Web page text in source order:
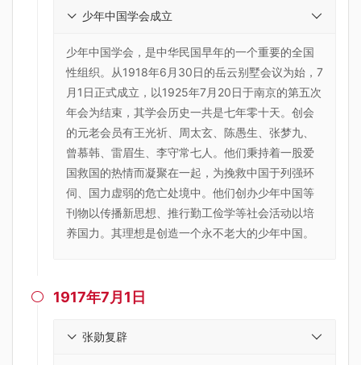
少年中国学会成立
少年中国学会，是中华民国早年的一个重要的全国
性组织。从1918年6月30日的岳云别墅会议为始，7
月1日正式成立，以1925年7月20日于南京的第五次
年会为结束，其学会历史一共是七年零十天。创会
的元老会员有王光祈、周太玄、陈愚生、张梦九、
曾慕韩、雷眉生、李守常七人。他们秉持着一股爱
国救国的热情而凝聚在一起，为挽救中国于列强环
伺、国力虚弱的危亡处境中。他们创办少年中国等
刊物以传播新思想、推行勤工俭学等社会活动以培
养国力。其理想是创造一个永不老大的少年中国。
 1917年7月1日
张勋复辟